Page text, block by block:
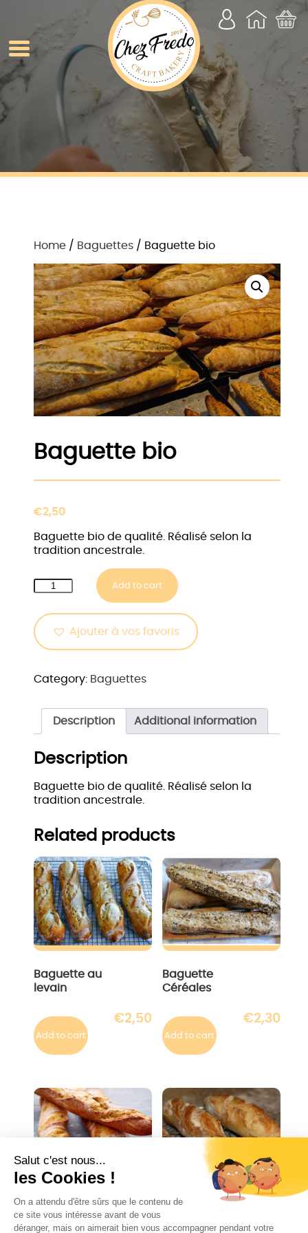
Home / Baguettes / Baguette bio
Baguette bio
€2,50
Baguette bio de qualité. Réalisé selon la
tradition ancestrale.
Add to cart
Ajouter à vos favoris
Category: Baguettes
Description Additional information
Description
Baguette bio de qualité. Réalisé selon la
tradition ancestrale.
Related products
Baguette au
levain
€2,50
Add to cart
Baguette
Céréales
€2,30
Add to cart
Baguette
Maison
Baguette